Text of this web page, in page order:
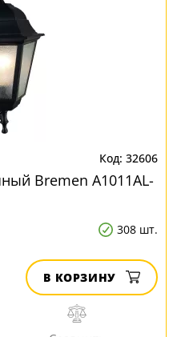
32606
Bremen A1011AL-
308 шт.
В КОРЗИНУ